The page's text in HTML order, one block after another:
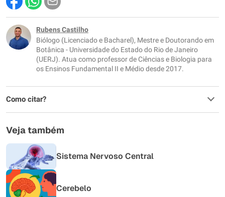
Este conteúdo contém informação incorreta
Este conteúdo não tem a informação que procuro
Outro
Rubens Castilho
Biólogo (Licenciado e Bacharel), Mestre e Doutorando em
Botânica - Universidade do Estado do Rio de Janeiro
(UERJ). Atua como professor de Ciências e Biologia para
os Ensinos Fundamental II e Médio desde 2017.
Como citar?
Veja também
Sistema Nervoso Central
Cerebelo